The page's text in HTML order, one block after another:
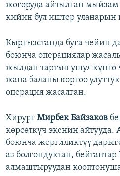
жогоруда айтылган
кийин бул иштер
Кыргызстанда буга чейин
боюнча операциялар
жылдан тартып ушул
жана баланы коргоо
операция жасалган.
Хирург Мирбек Байзаков
көрсөткүч экенин айтууда.
боюнча жергиликтүү
аз болгондуктан,
алмаштыруудан